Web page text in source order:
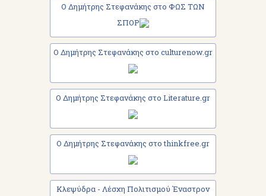
Ο Δημήτρης Στεφανάκης στο ΦΩΣ ΤΩΝ
ΣΠΟΡ
Ο Δημήτρης Στεφανάκης στο culturenow.gr
Ο Δημήτρης Στεφανάκης στο Literature.gr
Ο Δημήτρης Στεφανάκης στο thinkfree.gr
Κλεψύδρα - Λέσχη Πολιτισμού Έναστρον